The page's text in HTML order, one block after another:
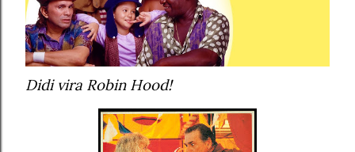
Didi vira Robin Hood!